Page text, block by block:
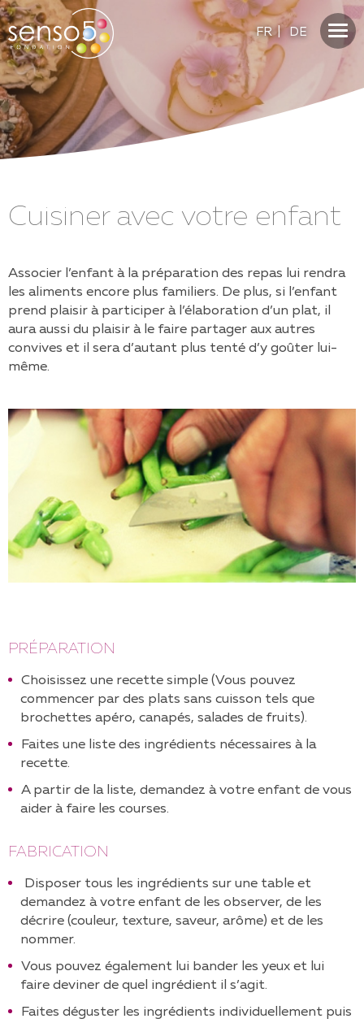
FR DE
Cuisiner avec votre enfant
Associer l’enfant à la préparation des repas lui rendra
les aliments encore plus familiers. De plus, si l’enfant
prend plaisir à participer à l’élaboration d’un plat, il
aura aussi du plaisir à le faire partager aux autres
convives et il sera d’autant plus tenté d’y goûter lui-
même.
PRÉPARATION
Choisissez une recette simple (Vous pouvez
commencer par des plats sans cuisson tels que
brochettes apéro, canapés, salades de fruits).
Faites une liste des ingrédients nécessaires à la
recette.
A partir de la liste, demandez à votre enfant de vous
aider à faire les courses.
FABRICATION
Disposer tous les ingrédients sur une table et
demandez à votre enfant de les observer, de les
décrire (couleur, texture, saveur, arôme) et de les
nommer.
Vous pouvez également lui bander les yeux et lui
faire deviner de quel ingrédient il s’agit.
Faites déguster les ingrédients individuellement puis